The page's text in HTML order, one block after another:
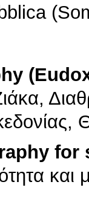
for
και